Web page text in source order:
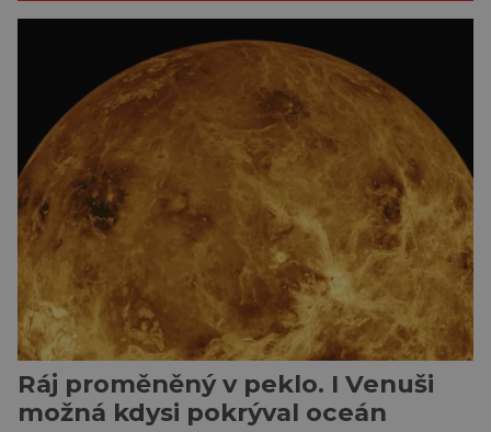
Ráj proměněný v peklo. I Venuši
možná kdysi pokrýval oceán